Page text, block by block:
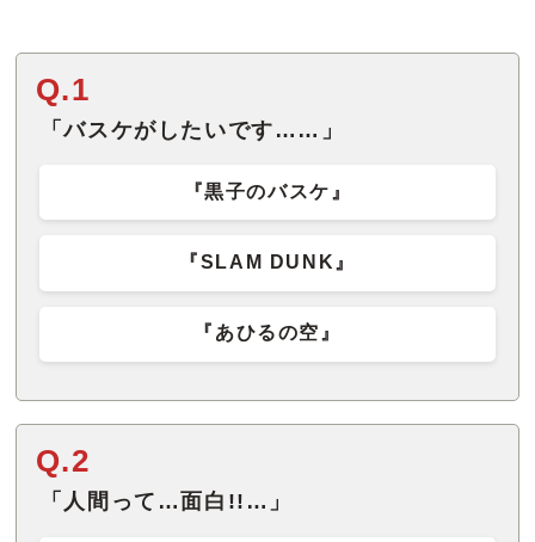
Q.1
「バスケがしたいです……」
『黒子のバスケ』
『SLAM DUNK』
『あひるの空』
Q.2
「人間って…面白!!…」